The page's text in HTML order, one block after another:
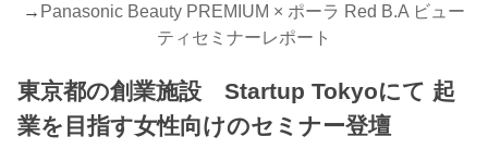
→ Panasonic Beauty PREMIUM × ポーラ Red B.A ビュー
ティセミナーレポート
東京都の創業施設 Startup Tokyoにて 起
業を目指す女性向けのセミナー登壇